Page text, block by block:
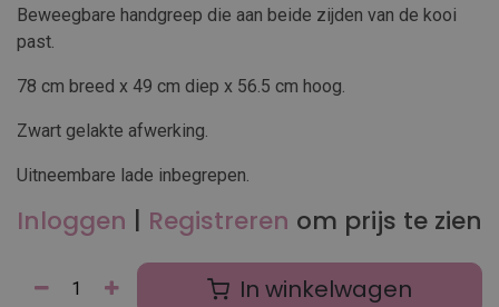
Beweegbare handgreep die aan beide zijden van de kooi
past.
78 cm breed x 49 cm diep x 56.5 cm hoog.
Zwart gelakte afwerking.
Uitneembare lade inbegrepen.
Inloggen Registreren om prijs te zien
In winkelwagen